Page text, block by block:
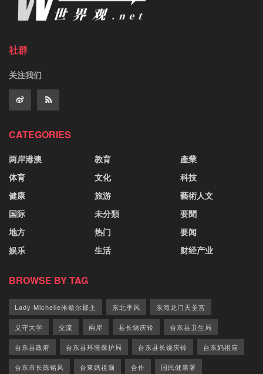
社群
关注我们
CATEGORIES
两岸港澳
体育
健康
国际
地方
娱乐
教育
文化
旅游
未分類
热门
生活
產業
科技
藝術人文
要聞
要闻
财经产业
BROWSE BY TAG
Lady Michelle米歇尔郡主 东北季风 东海龙门天圣宫
义守大学 交流 兩岸 县长饶庆铃 台东县卫生局
台东县政府 台东县环境保护局 台东县长饶庆铃 台东妈祖庙
台东市长陈铭风 台東媽祖廟 合作 国民健康署